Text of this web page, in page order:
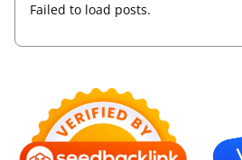
Failed to load posts.